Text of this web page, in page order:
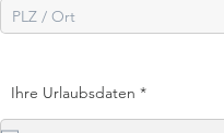
Ihre Urlaubsdaten *r
q